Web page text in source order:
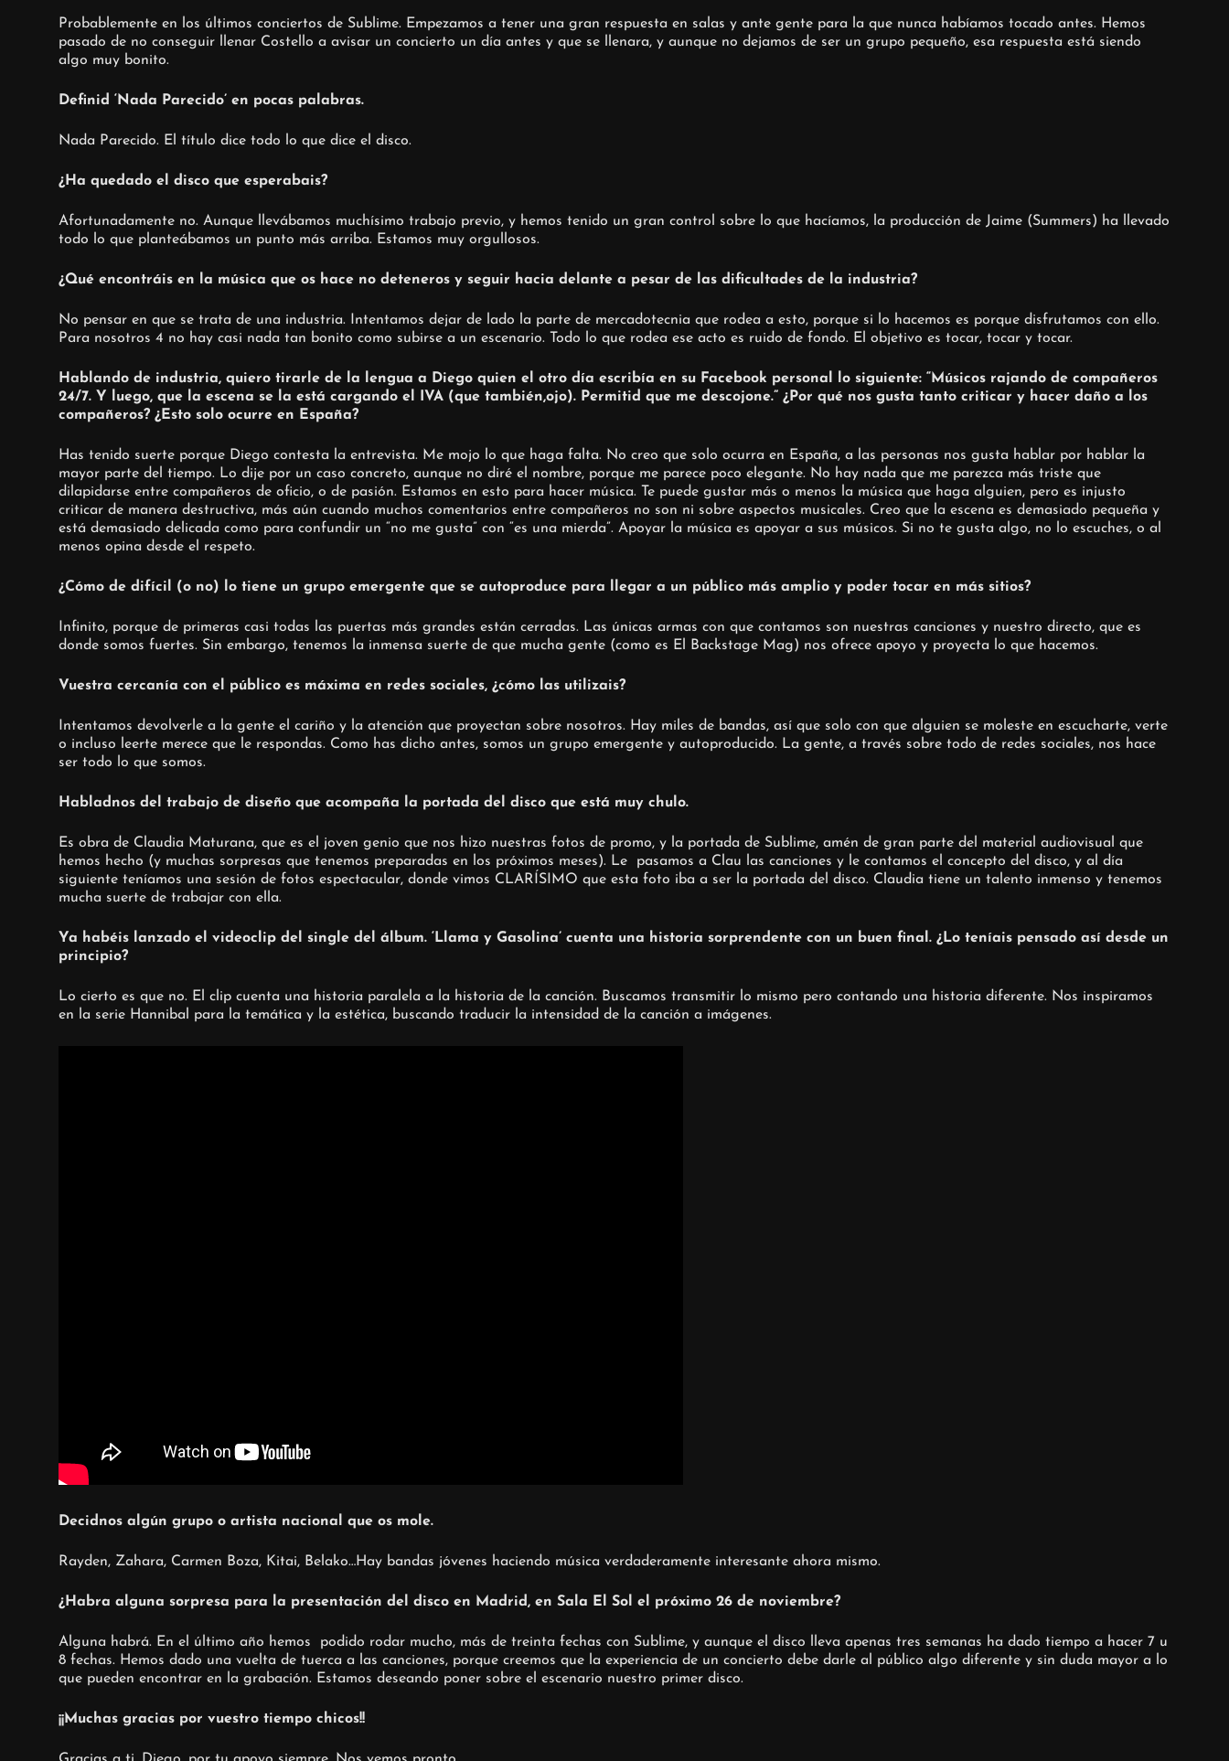
Probablemente en los últimos conciertos de Sublime. Empezamos a tener una gran respuesta en salas y ante gente para la que nunca habíamos tocado antes. Hemos
pasado de no conseguir llenar Costello a avisar un concierto un día antes y que se llenara, y aunque no dejamos de ser un grupo pequeño, esa respuesta está siendo
algo muy bonito.
Definid ‘Nada Parecido’ en pocas palabras.
Nada Parecido. El título dice todo lo que dice el disco.
¿Ha quedado el disco que esperabais?
Afortunadamente no. Aunque llevábamos muchísimo trabajo previo, y hemos tenido un gran control sobre lo que hacíamos, la producción de Jaime (Summers) ha llevado
todo lo que planteábamos un punto más arriba. Estamos muy orgullosos.
¿Qué encontráis en la música que os hace no deteneros y seguir hacia delante a pesar de las dificultades de la industria?
No pensar en que se trata de una industria. Intentamos dejar de lado la parte de mercadotecnia que rodea a esto, porque si lo hacemos es porque disfrutamos con ello.
Para nosotros 4 no hay casi nada tan bonito como subirse a un escenario. Todo lo que rodea ese acto es ruido de fondo. El objetivo es tocar, tocar y tocar.
Hablando de industria, quiero tirarle de la lengua a Diego quien el otro día escribía en su Facebook personal lo siguiente: “Músicos rajando de compañeros
24/7. Y luego, que la escena se la está cargando el IVA (que también,ojo). Permitid que me descojone.” ¿Por qué nos gusta tanto criticar y hacer daño a los
compañeros? ¿Esto solo ocurre en España?
Has tenido suerte porque Diego contesta la entrevista. Me mojo lo que haga falta. No creo que solo ocurra en España, a las personas nos gusta hablar por hablar la
mayor parte del tiempo. Lo dije por un caso concreto, aunque no diré el nombre, porque me parece poco elegante. No hay nada que me parezca más triste que
dilapidarse entre compañeros de oficio, o de pasión. Estamos en esto para hacer música. Te puede gustar más o menos la música que haga alguien, pero es injusto
criticar de manera destructiva, más aún cuando muchos comentarios entre compañeros no son ni sobre aspectos musicales. Creo que la escena es demasiado pequeña y
está demasiado delicada como para confundir un “no me gusta” con “es una mierda”. Apoyar la música es apoyar a sus músicos. Si no te gusta algo, no lo escuches, o al
menos opina desde el respeto.
¿Cómo de difícil (o no) lo tiene un grupo emergente que se autoproduce para llegar a un público más amplio y poder tocar en más sitios?
Infinito, porque de primeras casi todas las puertas más grandes están cerradas. Las únicas armas con que contamos son nuestras canciones y nuestro directo, que es
donde somos fuertes. Sin embargo, tenemos la inmensa suerte de que mucha gente (como es El Backstage Mag) nos ofrece apoyo y proyecta lo que hacemos.
Vuestra cercanía con el público es máxima en redes sociales, ¿cómo las utilizais?
Intentamos devolverle a la gente el cariño y la atención que proyectan sobre nosotros. Hay miles de bandas, así que solo con que alguien se moleste en escucharte, verte
o incluso leerte merece que le respondas. Como has dicho antes, somos un grupo emergente y autoproducido. La gente, a través sobre todo de redes sociales, nos hace
ser todo lo que somos.
Habladnos del trabajo de diseño que acompaña la portada del disco que está muy chulo.
Es obra de Claudia Maturana, que es el joven genio que nos hizo nuestras fotos de promo, y la portada de Sublime, amén de gran parte del material audiovisual que
hemos hecho (y muchas sorpresas que tenemos preparadas en los próximos meses). Le
pasamos a Clau las canciones y le contamos el concepto del disco, y al día
siguiente teníamos una sesión de fotos espectacular, donde vimos CLARÍSIMO que esta foto iba a ser la portada del disco. Claudia tiene un talento inmenso y tenemos
mucha suerte de trabajar con ella.
Ya habéis lanzado el videoclip del single del álbum. ‘Llama y Gasolina’ cuenta una historia sorprendente con un buen final. ¿Lo teníais pensado así desde un
principio?
Lo cierto es que no. El clip cuenta una historia paralela a la historia de la canción. Buscamos transmitir lo mismo pero contando una historia diferente. Nos inspiramos
en la serie Hannibal para la temática y la estética, buscando traducir la intensidad de la canción a imágenes.
Decidnos algún grupo o artista nacional que os mole.
Rayden, Zahara, Carmen Boza, Kitai, Belako…Hay bandas jóvenes haciendo música verdaderamente interesante ahora mismo.
¿Habra alguna sorpresa para la presentación del disco en Madrid, en Sala El Sol el próximo 26 de noviembre?
Alguna habrá. En el último año hemos
podido rodar mucho, más de treinta fechas con Sublime, y aunque el disco lleva apenas tres semanas ha dado tiempo a hacer 7 u
8 fechas. Hemos dado una vuelta de tuerca a las canciones, porque creemos que la experiencia de un concierto debe darle al público algo diferente y sin duda mayor a lo
que pueden encontrar en la grabación. Estamos deseando poner sobre el escenario nuestro primer disco.
¡¡Muchas gracias por vuestro tiempo chicos!!